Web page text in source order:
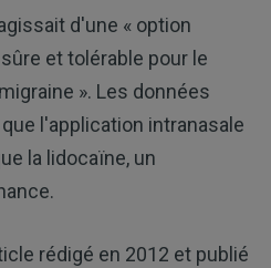
d'une « option
et tolérable pour le
». Les données
l'application intranasale
la lidocaïne, un
rédigé en 2012 et publié